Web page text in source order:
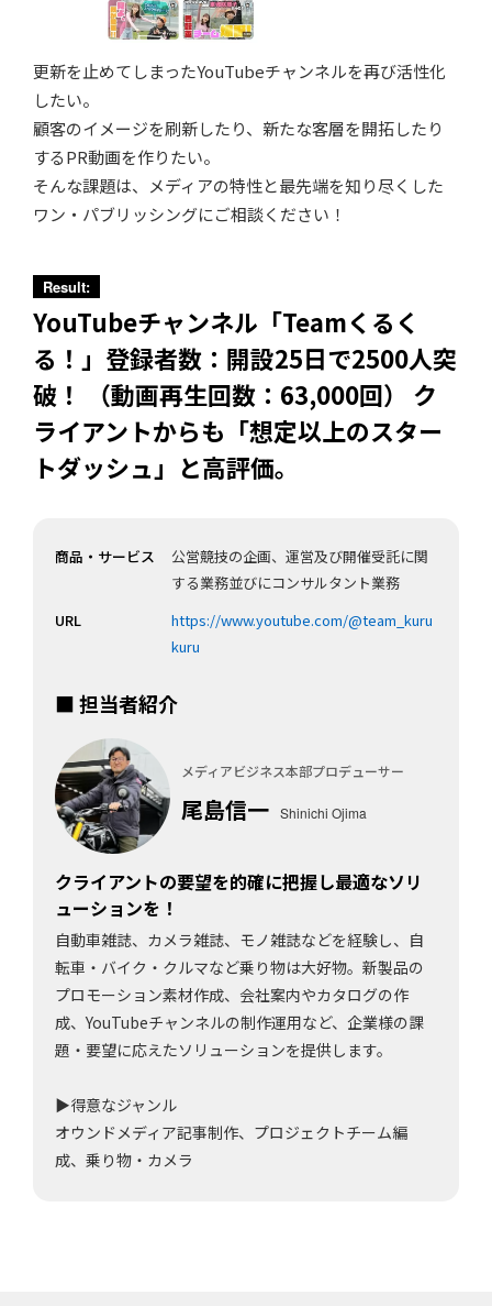
更新を止めてしまったYouTubeチャンネルを再び活性化
したい。
顧客のイメージを刷新したり、新たな客層を開拓したり
するPR動画を作りたい。
そんな課題は、メディアの特性と最先端を知り尽くした
ワン・パブリッシングにご相談ください！
Result:
YouTubeチャンネル「Teamくるく
る！」登録者数：開設25日で2500人突
破！ （動画再生回数：63,000回） ク
ライアントからも「想定以上のスター
トダッシュ」と高評価。
商品・サービス
公営競技の企画、運営及び開催受託に関
する業務並びにコンサルタント業務
URL
https://www.youtube.com/@team_kuru
kuru
■ 担当者紹介
メディアビジネス本部プロデューサー
尾島信一 Shinichi Ojima
クライアントの要望を的確に把握し最適なソリ
ューションを！
自動車雑誌、カメラ雑誌、モノ雑誌などを経験し、自
転車・バイク・クルマなど乗り物は大好物。新製品の
プロモーション素材作成、会社案内やカタログの作
成、YouTubeチャンネルの制作運用など、企業様の課
題・要望に応えたソリューションを提供します。
▶得意なジャンル
オウンドメディア記事制作、プロジェクトチーム編
成、乗り物・カメラ